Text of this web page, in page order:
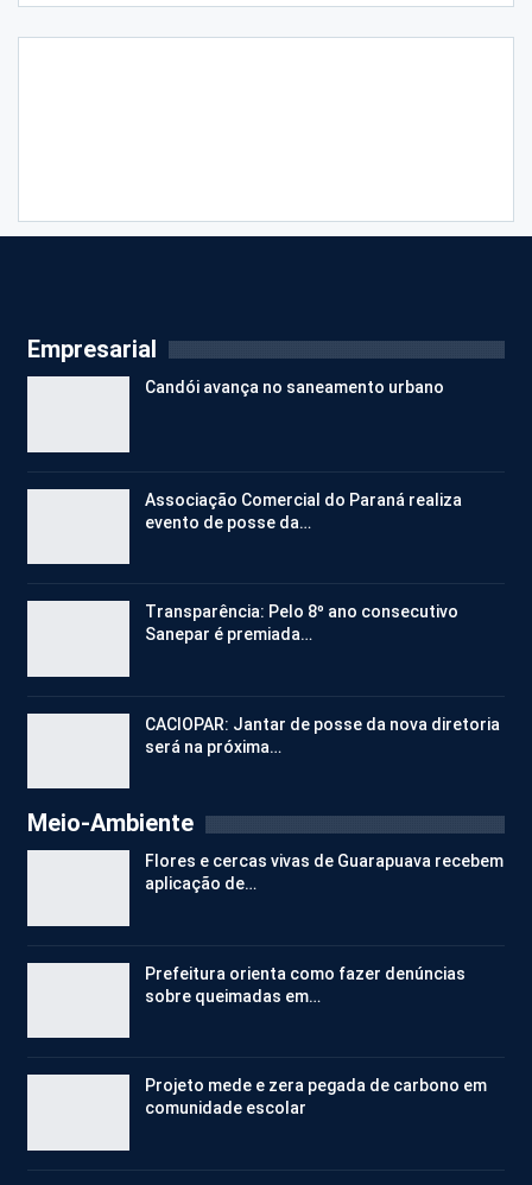
Empresarial
Candói avança no saneamento urbano
Associação Comercial do Paraná realiza
evento de posse da…
Transparência: Pelo 8º ano consecutivo
Sanepar é premiada…
CACIOPAR: Jantar de posse da nova diretoria
será na próxima…
Meio-Ambiente
Flores e cercas vivas de Guarapuava recebem
aplicação de…
Prefeitura orienta como fazer denúncias
sobre queimadas em…
Projeto mede e zera pegada de carbono em
comunidade escolar